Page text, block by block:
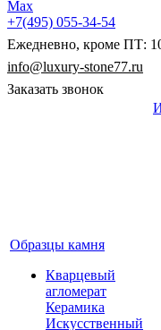
Max
+7(495) 055-34-54
Ежедневно, кроме ПТ:
info@luxury-stone77.ru
Заказать звонок
Образцы камня
Кварцевый
агломерат
Керамика
Искусственный